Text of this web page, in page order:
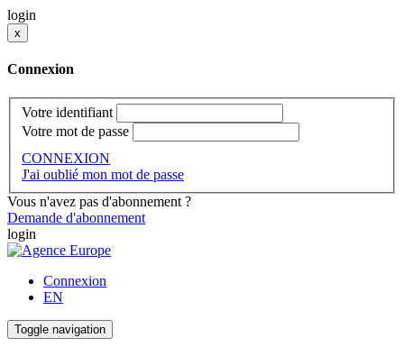
login
x
Connexion
Votre identifiant
Votre mot de passe
CONNEXION
J'ai oublié mon mot de passe
Vous n'avez pas d'abonnement ?
Demande d'abonnement
login
Connexion
EN
Toggle navigation